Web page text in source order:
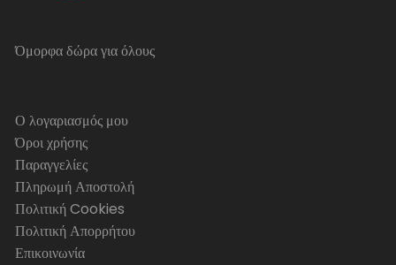
Όμορφα δώρα για όλους
Ο λογαριασμός μου
Όροι χρήσης
Παραγγελίες
Πληρωμή Αποστολή
Πολιτική Cookies
Πολιτική Απορρήτου
Επικοινωνία